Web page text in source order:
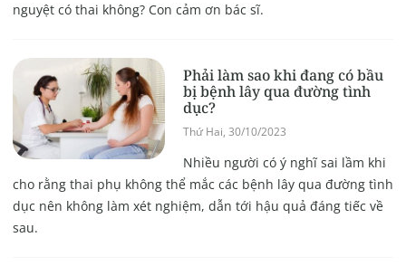
nguyệt có thai không? Con cảm ơn bác sĩ.
Phải làm sao khi đang có bầu
bị bệnh lây qua đường tình
dục?
Thứ Hai, 30/10/2023
Nhiều người có ý nghĩ sai lầm khi
cho rằng thai phụ không thể mắc các bệnh lây qua đường tình
dục nên không làm xét nghiệm, dẫn tới hậu quả đáng tiếc về
sau.